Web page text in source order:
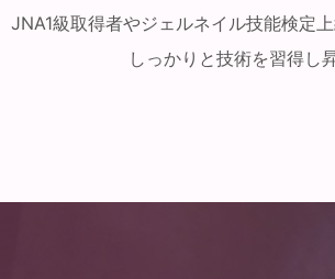
JNA1級取得者やジェルネイル技能検定
しっかりと技術を習得し